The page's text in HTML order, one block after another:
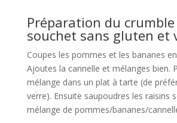
Préparation du
souchet sans gluten et
Coupes les pommes et les bananes
Ajoutes la cannelle et mélanges bien.
mélange dans un plat à tarte (de
verre). Ensuite saupoudres les raisins
mélange de pommes/bananes/